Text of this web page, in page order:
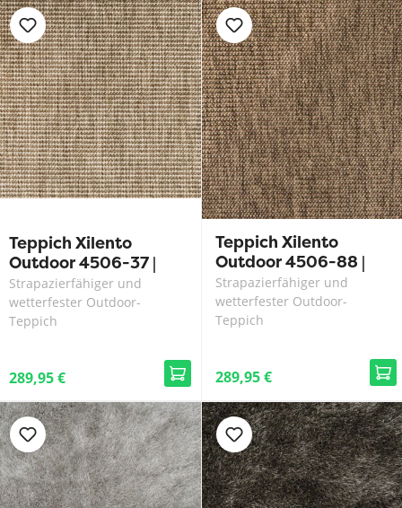
Teppich Xilento
Outdoor 4506-37 |
200 x 300 cm
Strapazierfähiger und
wetterfester Outdoor-
Teppich
289,95 €
Teppich Xilento
Outdoor 4506-88 |
200 x 300 cm
Strapazierfähiger und
wetterfester Outdoor-
Teppich
289,95 €